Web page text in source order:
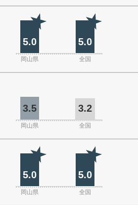
5.0 5.0
岡山県 全国
3.5 3.2
岡山県 全国
5.0 5.0
岡山県 全国